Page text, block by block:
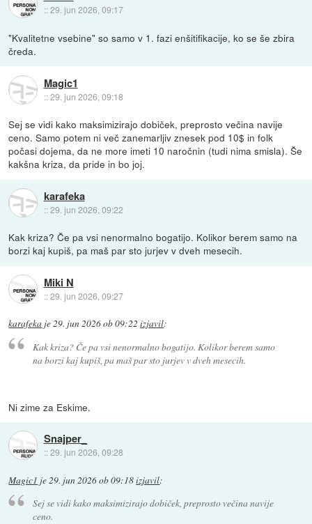
::29. jun 2026, 09:17
"Kvalitetne vsebine" so samo v 1. fazi enšitifikacije, ko se še zbira
čreda.
Magic1
::29. jun 2026, 09:18
Sej se vidi kako maksimizirajo dobiček, preprosto večina navije
ceno. Samo potem ni več zanemarljiv znesek pod 10$ in folk
počasi dojema, da ne more imeti 10 naročnin (tudi nima smisla). Še
kakšna kriza, da pride in bo joj.
karafeka
::29. jun 2026, 09:22
Kak kriza? Če pa vsi nenormalno bogatijo. Kolikor berem samo na
borzi kaj kupiš, pa maš par sto jurjev v dveh mesecih.
Miki N
::29. jun 2026, 09:27
karafeka je29. jun 2026 ob 09:22 izjavil:
Kak kriza? Če pa vsi nenormalno bogatijo. Kolikor berem samo
na borzi kaj kupiš, pa maš par sto jurjev v dveh mesecih.
Ni zime za Eskime.
Snajper_
::29. jun 2026, 09:28
Magic1 je29. jun 2026 ob 09:18izjavil:
Sej se vidi kako maksimizirajo dobiček, preprosto večina navije
ceno.